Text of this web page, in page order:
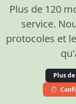
Plus de 120
service.
protocoles et
Plus